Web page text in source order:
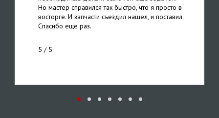
Но мастер справился так быстро, что я просто в
восторге. И запчасти съездил нашел, и поставил.
Спасибо еще раз.
5 / 5